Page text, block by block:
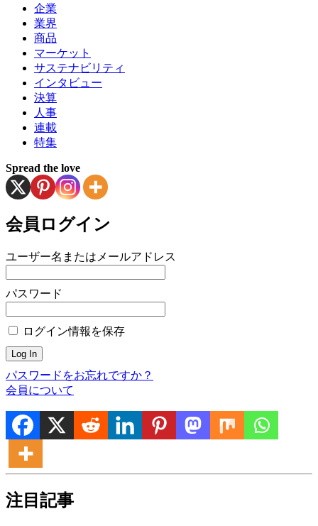
企業
業界
商品
マーケット
サステナビリティ
インタビュー
決算
人事
連載
特集
Spread the love
会員ログイン
ユーザー名またはメールアドレス
パスワード
ログイン情報を保存
パスワードをお忘れですか？
会員について
注目記事